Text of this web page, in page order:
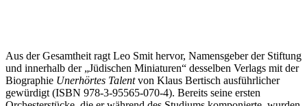
Aus der Gesamtheit ragt Leo Smit hervor, Namensgeber der Stiftung
und innerhalb der „Jüdischen Miniaturen“ desselben Verlags mit der
Biographie Unerhörtes Talentvon Klaus Bertisch ausführlicher
gewürdigt (ISBN 978-3-95565-070-4). Bereits seine ersten